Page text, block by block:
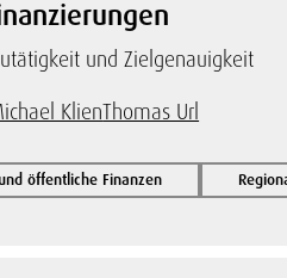
und Zielgenauigkeit
KlienThomas Url
öffentliche Finanzen